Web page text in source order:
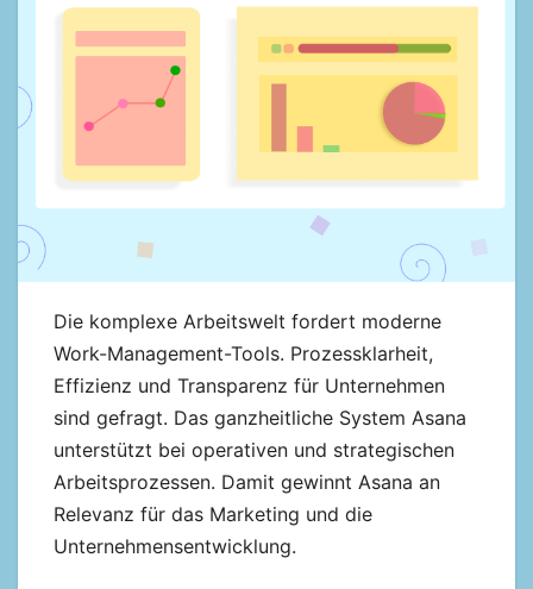
Die komplexe Arbeitswelt fordert moderne
Work-Management-Tools. Prozessklarheit,
Effizienz und Transparenz für Unternehmen
sind gefragt. Das ganzheitliche System Asana
unterstützt bei operativen und strategischen
Arbeitsprozessen. Damit gewinnt Asana an
Relevanz für das Marketing und die
Unternehmensentwicklung.